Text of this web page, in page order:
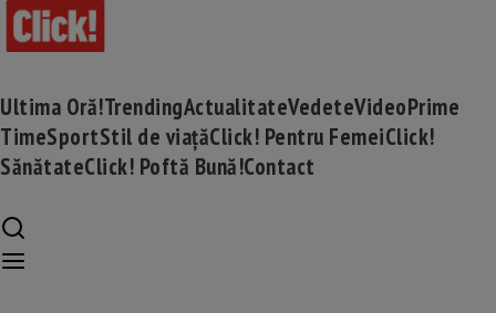
Ultima Oră!TrendingActualitateVedeteVideoPrime
TimeSportStil de viațăClick! Pentru FemeiClick!
SănătateClick! Poftă Bună!Contact